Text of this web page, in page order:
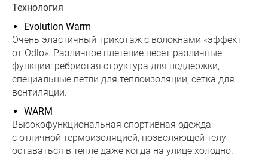
Технология
Evolution Warm
Очень эластичный трикотаж с волокнами «эффект
от Odlo». Различное плетение несет различные
функции: ребристая структура для поддержки,
специальные петли для теплоизоляции, сетка для
вентиляции.
WARM
Высокофункциональная спортивная одежда
с отличной термоизоляцией, позволяющей телу
оставаться в тепле даже когда на улице холодно.